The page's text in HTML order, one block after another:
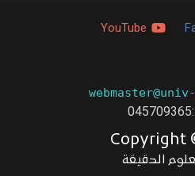
YouTube
045709365
Copyright
الدقيقة